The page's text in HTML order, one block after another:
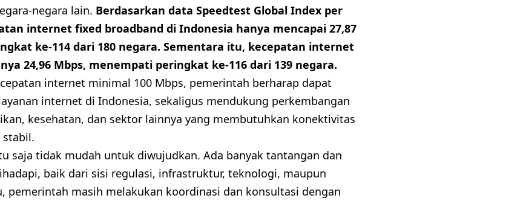
negara lain. Berdasarkan data Speedtest Global Index per
internet fixed broadband di Indonesia hanya mencapai 27,87
ke-114 dari 180 negara. Sementara itu, kecepatan internet
24,96 Mbps, menempati peringkat ke-116 dari 139 negara.
internet minimal 100 Mbps, pemerintah berharap dapat
internet di Indonesia, sekaligus mendukung perkembangan
kesehatan, dan sektor lainnya yang membutuhkan konektivitas
stabil.
saja tidak mudah untuk diwujudkan. Ada banyak tantangan dan
baik dari sisi regulasi, infrastruktur, teknologi, maupun
pemerintah masih melakukan koordinasi dan konsultasi dengan